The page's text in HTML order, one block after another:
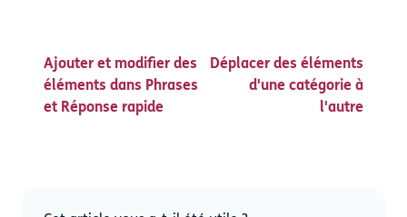
Ajouter et modifier des
éléments dans Phrases
et Réponse rapide
Déplacer des éléments
d'une catégorie à
l'autre